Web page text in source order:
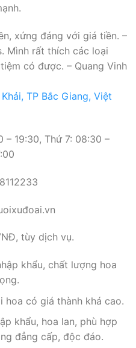
xứng đáng với giá tiền. –
Mình rất thích các loại
có được. – Quang Vinh
TP Bắc Giang, Việt
– 19:30, Thứ 7: 08:30 –
tùy dịch vụ.
khẩu, chất lượng hoa
hoa có giá thành khá cao.
khẩu, hoa lan, phù hợp
đẳng cấp, độc đáo.